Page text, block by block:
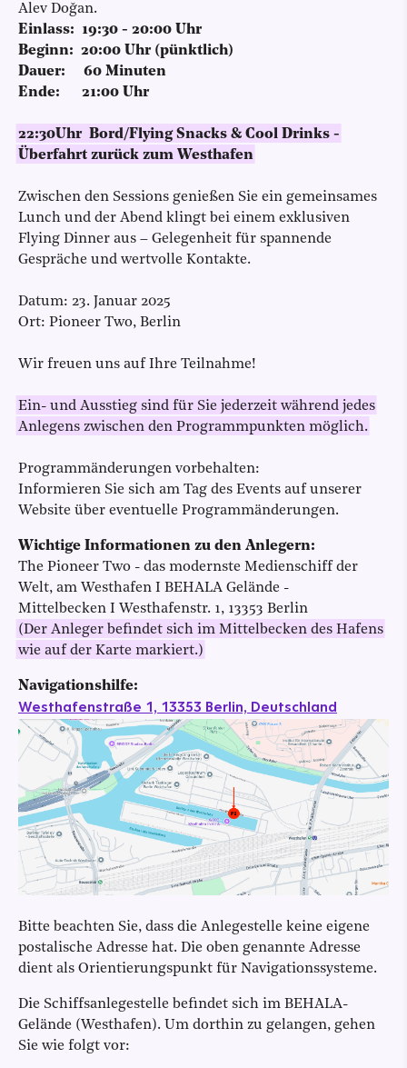
Alev Doğan.
Einlass: 19:30 - 20:00 Uhr
Beginn: 20:00 Uhr (pünktlich)
Dauer: 60 Minuten
Ende: 21:00 Uhr
22:30Uhr Bord/Flying Snacks & Cool Drinks -
Überfahrt zurück zum Westhafen
Zwischen den Sessions genießen Sie ein gemeinsames
Lunch und der Abend klingt bei einem exklusiven
Flying Dinner aus – Gelegenheit für spannende
Gespräche und wertvolle Kontakte.
Datum: 23. Januar 2025
Ort: Pioneer Two, Berlin
Wir freuen uns auf Ihre Teilnahme!
Ein- und Ausstieg sind für Sie jederzeit während jedes
Anlegens zwischen den Programmpunkten möglich.
Programmänderungen vorbehalten:
Informieren Sie sich am Tag des Events auf unserer
Website über eventuelle Programmänderungen.
Wichtige Informationen zu den Anlegern:
The Pioneer Two - das modernste Medienschiff der
Welt, am Westhafen I BEHALA Gelände -
Mittelbecken I Westhafenstr. 1, 13353 Berlin
(Der Anleger befindet sich im Mittelbecken des Hafens
wie auf der Karte markiert.)
Navigationshilfe:
Westhafenstraße 1, 13353 Berlin, Deutschland
Bitte beachten Sie, dass die Anlegestelle keine eigene
postalische Adresse hat. Die oben genannte Adresse
dient als Orientierungspunkt für Navigationssysteme.
Die Schiffsanlegestelle befindet sich im BEHALA-
Gelände (Westhafen). Um dorthin zu gelangen, gehen
Sie wie folgt vor: